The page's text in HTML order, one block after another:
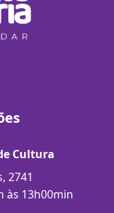
Cultura
2741
às 13h00min